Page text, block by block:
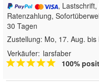
,
Ratenzahlung,
30 Tagen
Zustellung: Mo, 17. Aug. bis
Verkäufer: larsfaber
100%